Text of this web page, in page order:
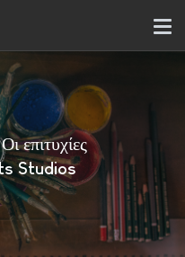
επιτυχίες
Studios